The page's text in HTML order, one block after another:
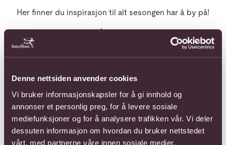
Denne nettsiden anvender cookies
Vi bruker informasjonskapsler for å gi innhold og
annonser et personlig preg, for å levere sosiale
mediefunksjoner og for å analysere trafikken vår. Vi deler
dessuten informasjon om hvordan du bruker nettstedet
vårt, med partnerne våre innen sosiale medier,
Her finner du inspirasjon til alt sesongen har å by på!
Les mer
Stor nyhet hos Interflora: Et hjerte med betydning